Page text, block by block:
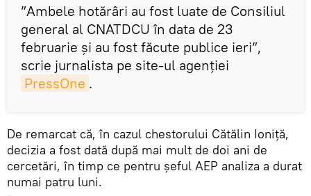
”Ambele hotărâri au fost luate de Consiliul
general al CNATDCU în data de 23
februarie și au fost făcute publice ieri”,
scrie jurnalista pe site-ul agenției
PressOne .
De remarcat că, în cazul chestorului Cătălin Ioniță,
decizia a fost dată după mai mult de doi ani de
cercetări, în timp ce pentru șeful AEP analiza a durat
numai patru luni.